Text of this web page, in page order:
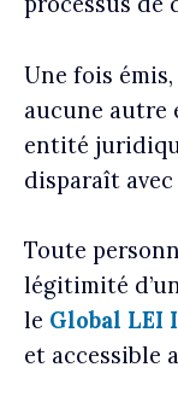
Une fois
aucune autre
entité
disparaît avec
Toute
légitimité
le Global LEI
et accessible